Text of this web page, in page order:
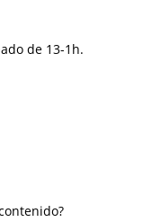
de 13-1h.